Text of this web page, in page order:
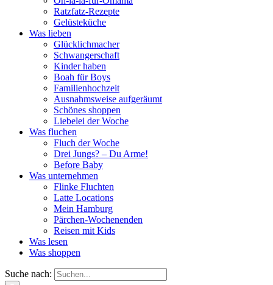
Ratzfatz-Rezepte
Gelüsteküche
Was lieben
Glücklichmacher
Schwangerschaft
Kinder haben
Boah für Boys
Familienhochzeit
Ausnahmsweise aufgeräumt
Schönes shoppen
Liebelei der Woche
Was fluchen
Fluch der Woche
Drei Jungs? – Du Arme!
Before Baby
Was unternehmen
Flinke Fluchten
Latte Locations
Mein Hamburg
Pärchen-Wochenenden
Reisen mit Kids
Was lesen
Was shoppen
Suche nach: